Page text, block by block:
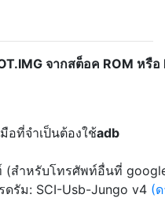
จากสต็อค ROM หรือ
อที่จำเป็นต้องใช้adb
(สำหรับโทรศัพท์อื่นที่
ดรัม: SCI-Usb-Jungo v4 (